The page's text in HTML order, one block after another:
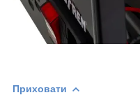
Приховати